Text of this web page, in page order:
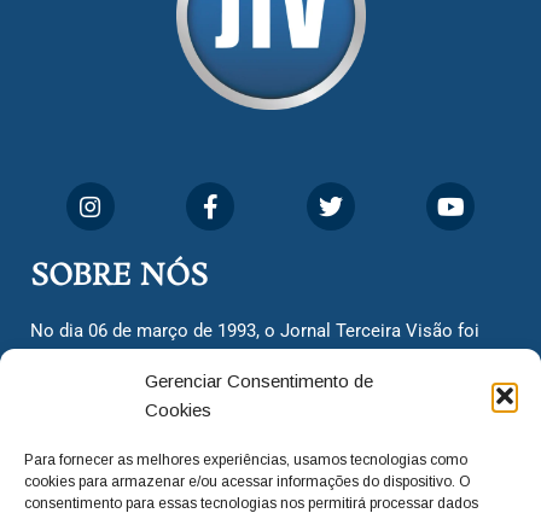
Gerenciar Consentimento de
Cookies
Para fornecer as melhores experiências, usamos tecnologias como
cookies para armazenar e/ou acessar informações do dispositivo. O
consentimento para essas tecnologias nos permitirá processar dados
SOBRE NÓS
No dia 06 de março de 1993, o Jornal Terceira Visão foi
cidadãos valinhenses, já que naquela época só existiam
dois jornais. Há mais de 30 anos, o jornal continua
com o foco de trazer as melhores notícias. Nunca
deixamos de lado as necessidades do cidadão, sempre